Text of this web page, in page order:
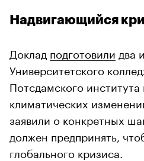
Надвигающийся
Доклад подготовили два
Университетского
Потсдамского института
климатических
заявили о конкретных
должен предпринять,
глобального кризиса.